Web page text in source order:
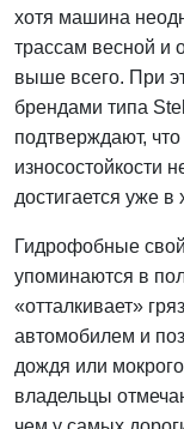
хотя машина
трассам весной и
выше всего. При
брендами типа
подтверждают,
износостойкости
достигается уже
Гидрофобные
упоминаются в
«отталкивает»
автомобилем и
дождя или
владельцы